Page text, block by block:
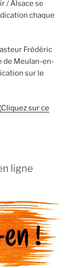
/ Alsace se
chaque
Frédéric
de Meulan-en-
sur le
(Cliquez sur ce
ligne